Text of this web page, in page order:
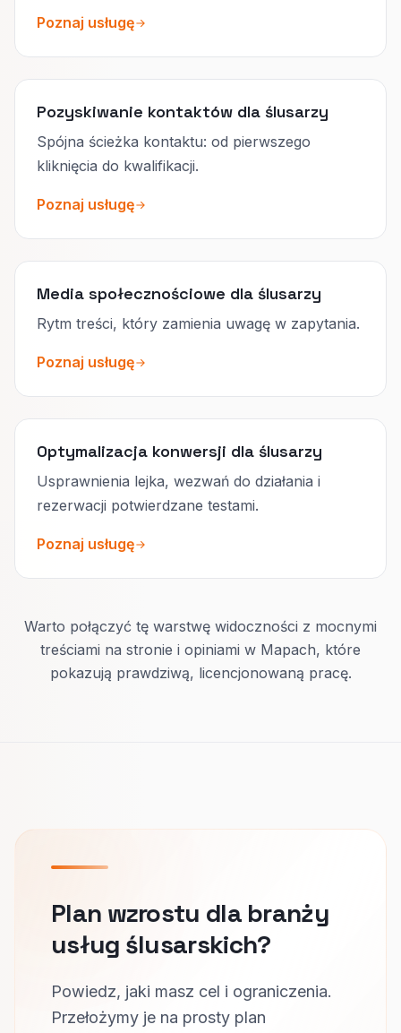
Poznaj usługę
Pozyskiwanie kontaktów dla ślusarzy
Spójna ścieżka kontaktu: od pierwszego
kliknięcia do kwalifikacji.
Poznaj usługę
Media społecznościowe dla ślusarzy
Rytm treści, który zamienia uwagę w zapytania.
Poznaj usługę
Optymalizacja konwersji dla ślusarzy
Usprawnienia lejka, wezwań do działania i
rezerwacji potwierdzane testami.
Poznaj usługę
Warto połączyć tę warstwę widoczności z mocnymi
treściami na stronie i opiniami w Mapach, które
pokazują prawdziwą, licencjonowaną pracę.
Plan wzrostu dla branży
usług ślusarskich?
Powiedz, jaki masz cel i ograniczenia.
Przełożymy je na prosty plan